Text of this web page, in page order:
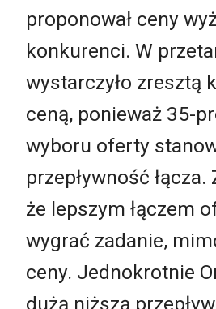
proponował ceny
konkurenci. W
wystarczyło zresztą
ceną, ponieważ 35-
wyboru oferty
przepływność łącza.
że lepszym łączem
wygrać zadanie,
ceny. Jednokrotnie
dużą niższą